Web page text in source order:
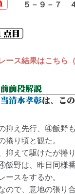
５－９－７
ース結果はこちら
抑え先行、④飯野も
捲り頃と観た。
抑えて駆けたが捲
飯野は、昨日同様
ースをするか。
ので、意地の張り